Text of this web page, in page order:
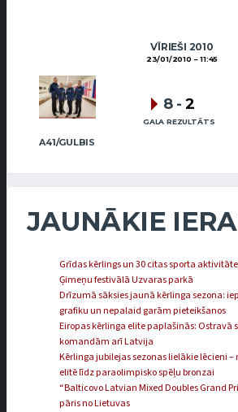
VĪRIEŠI 2010
23/01/2010 11:45
A41/GULBIS
8 - 2
GALA REZULTĀTS
JAUNĀKIE
Grīdas kērlings un 30 citas sporta
Ģimeņu festivālā Uzvaras parkā
Drīzumā sāksies jaunā kērlinga sezona:
grafiku un nepalaid garām pieteikšanos
Eiropas kērlinga elite paplašinās: Ostravā
komandām arī Latvija
Kērlinga jubilejas sezonas lielākie lēcieni
elitē līdz paraolimpisko spēļu bronzai
“Balticovo Latvian Mixed Doubles Grand
pāris no Lietuvas